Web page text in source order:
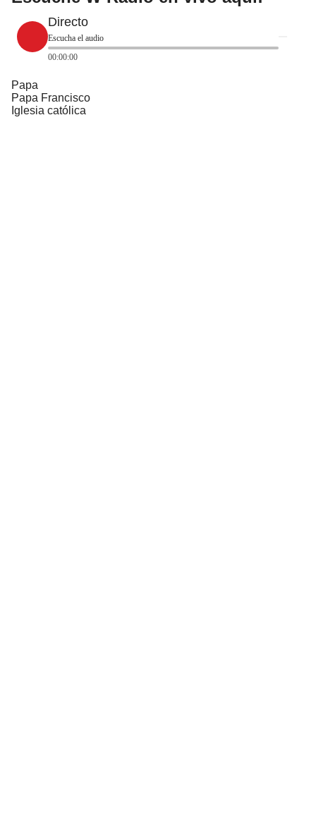
Directo
Escucha el audio
00:00:00
Papa
Papa Francisco
Iglesia católica